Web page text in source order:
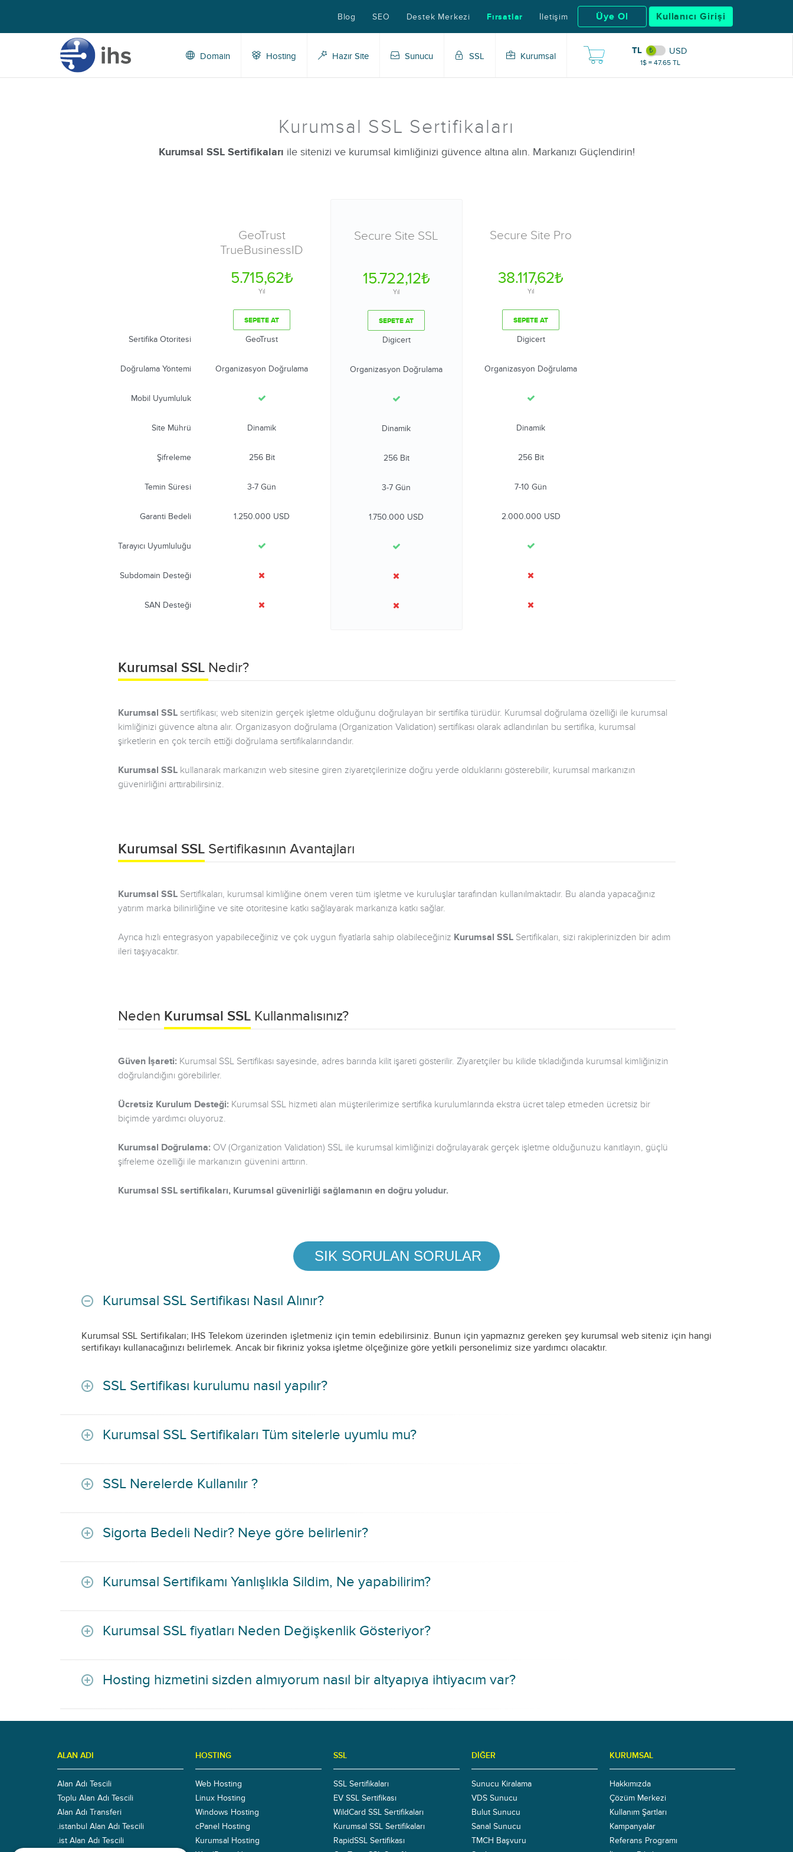
Blog SEO Destek Merkezi Fırsatlar İletişim Üye Ol Kullanıcı Girişi
Domain Hosting Hazır Site Sunucu SSL Kurumsal TL USD
1$ = 47.65 TL
Kurumsal SSL Sertifikaları
Kurumsal SSL Sertifikaları ile sitenizi ve kurumsal kimliğinizi güvence altına alın. Markanızı Güçlendirin!
Sertifika Otoritesi
Doğrulama Yöntemi
Mobil Uyumluluk
Site Mührü
Şifreleme
Temin Süresi
Garanti Bedeli
Tarayıcı Uyumluluğu
Subdomain Desteği
SAN Desteği
GeoTrust
TrueBusinessID
5.715,62₺
Yıl
SEPETE AT
GeoTrust
Organizasyon Doğrulama
Dinamik
256 Bit
3-7 Gün
1.250.000 USD
Secure Site SSL
15.722,12₺
Yıl
SEPETE AT
Digicert
Organizasyon Doğrulama
Dinamik
256 Bit
3-7 Gün
1.750.000 USD
Secure Site Pro
38.117,62₺
Yıl
SEPETE AT
Digicert
Organizasyon Doğrulama
Dinamik
256 Bit
7-10 Gün
2.000.000 USD
Kurumsal SSL Nedir?
Kurumsal SSLsertifikası; web sitenizin gerçek işletme olduğunu doğrulayan bir sertifika türüdür. Kurumsal doğrulama özelliği ile kurumsal
kimliğinizi güvence altına alır. Organizasyon doğrulama (Organization Validation) sertifikası olarak adlandırılan bu sertifika, kurumsal
şirketlerin en çok tercih ettiği doğrulama sertifikalarındandır.
Kurumsal SSLkullanarak markanızın web sitesine giren ziyaretçilerinize doğru yerde olduklarını gösterebilir, kurumsal markanızın
güvenirliğini arttırabilirsiniz.
Kurumsal SSLSertifikasının Avantajları
Kurumsal SSLSertifikaları, kurumsal kimliğine önem veren tüm işletme ve kuruluşlar tarafından kullanılmaktadır. Bu alanda yapacağınız
yatırım marka bilinirliğine ve site otoritesine katkı sağlayarak markanıza katkı sağlar.
Ayrıca hızlı entegrasyon yapabileceğiniz ve çok uygun fiyatlarla sahip olabileceğiniz Kurumsal SSLSertifikaları, sizi rakiplerinizden bir adım
ileri taşıyacaktır.
Neden Kurumsal SSLKullanmalısınız?
Güven İşareti: Kurumsal SSL Sertifikası sayesinde, adres barında kilit işareti gösterilir. Ziyaretçiler bu kilide tıkladığında kurumsal kimliğinizin
doğrulandığını görebilirler.
Ücretsiz Kurulum Desteği: Kurumsal SSL hizmeti alan müşterilerimize sertifika kurulumlarında ekstra ücret talep etmeden ücretsiz bir
biçimde yardımcı oluyoruz.
Kurumsal Doğrulama: OV (Organization Validation) SSL ile kurumsal kimliğinizi doğrulayarak gerçek işletme olduğunuzu kanıtlayın, güçlü
şifreleme özelliği ile markanızın güvenini arttırın.
Kurumsal SSL sertifikaları, Kurumsal güvenirliği sağlamanın en doğru yoludur.
SIK SORULAN SORULAR
Kurumsal SSL Sertifikası Nasıl Alınır?
Kurumsal SSL Sertifikaları; IHS Telekom üzerinden işletmeniz için temin edebilirsiniz. Bunun için yapmaznız gereken şey kurumsal web siteniz için hangi
sertifikayı kullanacağınızı belirlemek. Ancak bir fikriniz yoksa işletme ölçeğinize göre yetkili personelimiz size yardımcı olacaktır.
SSL Sertifikası kurulumu nasıl yapılır?
Kurumsal SSL Sertifikaları Tüm sitelerle uyumlu mu?
SSL Nerelerde Kullanılır ?
Sigorta Bedeli Nedir? Neye göre belirlenir?
Kurumsal Sertifikamı Yanlışlıkla Sildim, Ne yapabilirim?
Kurumsal SSL fiyatları Neden Değişkenlik Gösteriyor?
Hosting hizmetini sizden almıyorum nasıl bir altyapıya ihtiyacım var?
ALAN ADI
Alan Adı Tescili
Toplu Alan Adı Tescili
Alan Adı Transferi
.istanbul Alan Adı Tescili
.ist Alan Adı Tescili
HOSTING
Web Hosting
Linux Hosting
Windows Hosting
cPanel Hosting
Kurumsal Hosting
SSL
SSL Sertifikaları
EV SSL Sertifikası
WildCard SSL Sertifikaları
Kurumsal SSL Sertifikaları
RapidSSL Sertifikası
DIĞER
Sunucu Kiralama
VDS Sunucu
Bulut Sunucu
Sanal Sunucu
TMCH Başvuru
KURUMSAL
Hakkımızda
Çözüm Merkezi
Kullanım Şartları
Kampanyalar
Referans Programı